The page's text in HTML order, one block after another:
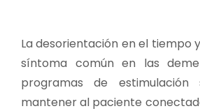
La desorientación en el tiempo
síntoma común en las
programas de
mantener al paciente